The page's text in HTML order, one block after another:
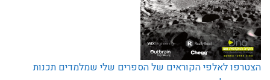
הצטרפו לאלפי הקוראים של הספרים שלי שמלמדים תכנות